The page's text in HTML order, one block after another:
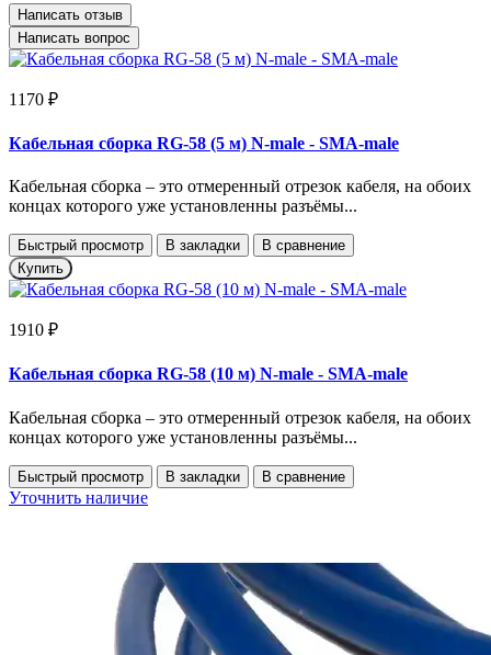
Написать отзыв
Написать вопрос
1170 ₽
Кабельная сборка RG-58 (5 м) N-male - SMA-male
Кабельная сборка – это отмеренный отрезок кабеля, на обоих
концах которого уже установленны разъёмы...
Быстрый просмотр В закладки
В сравнение
Купить
1910 ₽
Кабельная сборка RG-58 (10 м) N-male - SMA-male
Кабельная сборка – это отмеренный отрезок кабеля, на обоих
концах которого уже установленны разъёмы...
Быстрый просмотр В закладки В сравнение
Уточнить наличие